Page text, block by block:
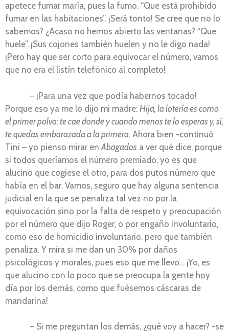
apetece fumar maría, pues la fumo. “Que está prohibido
fumar en las habitaciones”. ¡Será tonto! Se cree que no lo
sabemos? ¿Acaso no hemos abierto las ventanas? “Que
huele”. ¡Sus cojones también huelen y no le digo nada!
¡Pero hay que ser corto para equivocar el número, vamos
que no era el listín telefónico al completo!
– ¡Para una vez que podía habernos tocado!
Porque eso ya me lo dijo mi madre: Hija, la lotería es como
el primer polvo: te cae donde y cuando menos te lo esperas y, sí,
te quedas embarazada a la primera. Ahora bien -continuó
Tini – yo pienso mirar en Abogados a ver qué dice, porque
si todos queríamos el número premiado, yo es que
alucino que cogiese el otro, para dos putos número que
había en el bar. Vamos, seguro que hay alguna sentencia
judicial en la que se penaliza tal vez no por la
equivocación sino por la falta de respeto y preocupación
por el número que dijo Roger, o por engaño involuntario,
como eso de homicidio involuntario, pero que también
penaliza. Y mira si me dan un 30% por daños
psicológicos y morales, pues eso que me llevo… ¡Yo, es
que alucino con lo poco que se preocupa la gente hoy
día por los demás, como que fuésemos cáscaras de
mandarina!
– Si me preguntan los demás, ¿qué voy a hacer? -se